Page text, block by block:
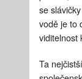
se
vodě je to
viditelnost
Ta